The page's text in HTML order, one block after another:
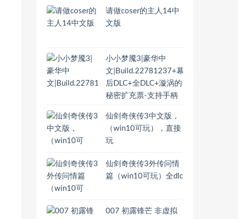
请做coser的主人14中
文版
小小梦魇3|豪华中
文|Build.22781237+幕
后DLC+全DLC+漩涡的
秘密扩充票-支持手柄
仙剑奇侠传3中文版，
（win10可玩），直接
玩
仙剑奇侠传3外传问情
篇（win10可玩）全dlc
007 初露锋芒 非虚拟